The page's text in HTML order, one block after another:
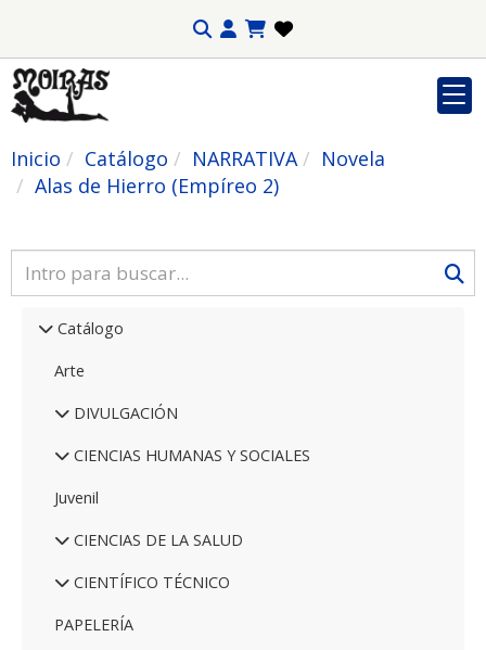
Inicio Catálogo NARRATIVA
Novela
Alas de Hierro (Empíreo 2)
Catálogo
Arte
DIVULGACIÓN
CIENCIAS HUMANAS Y SOCIALES
Juvenil
CIENCIAS DE LA SALUD
CIENTÍFICO TÉCNICO
PAPELERÍA